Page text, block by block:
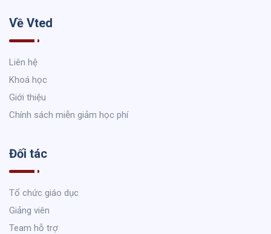
Về Vted
Liên hệ
Khoá học
Giới thiệu
Chính sách miễn giảm học phí
Đối tác
Tổ chức giáo dục
Giảng viên
Team hỗ trợ